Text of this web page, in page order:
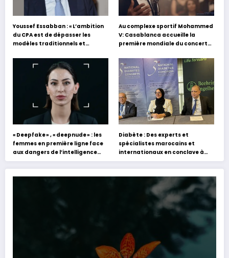
Youssef Essabban : « L’ambition
du CPA est de dépasser les
modèles traditionnels et
s’appuyant sur le partage des
expériences »
Au complexe sportif Mohammed
V: Casablanca accueille la
première mondiale du concert
Hafez
« Deepfake » , « deepnude » : les
femmes en première ligne face
aux dangers de l’intelligence
artificielle
Diabète : Des experts et
spécialistes marocains et
internationaux en conclave à
Tanger